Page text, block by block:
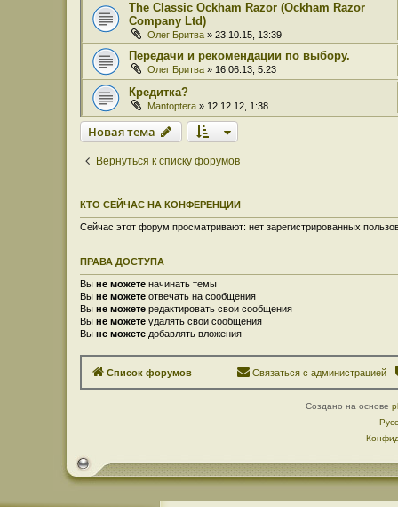
The Classic Ockham Razor (Ockham Razor
Company Ltd)
Олег Бритва » 23.10.15, 13:39
Передачи и рекомендации по выбору.
Олег Бритва » 16.06.13, 5:23
Кредитка?
Mantoptera » 12.12.12, 1:38
Новая тема
Вернуться к списку форумов
КТО СЕЙЧАС НА КОНФЕРЕНЦИИ
Сейчас этот форум просматривают: нет зарегистрированных
ПРАВА ДОСТУПА
Вы не можете начинать темы
Вы не можете отвечать на сообщения
Вы не можете редактировать свои сообщения
Вы не можете удалять свои сообщения
Вы не можете добавлять вложения
Список форумов Связаться с администрацией
Создано на основе